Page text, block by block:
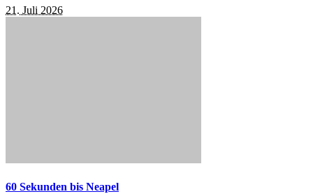
21. Juli 2026
60 Sekunden bis Neapel